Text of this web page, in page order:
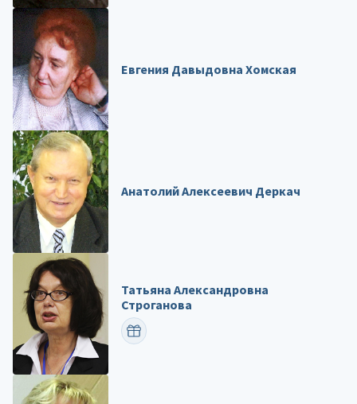
Евгения Давыдовна Хомская
Анатолий Алексеевич Деркач
Татьяна Александровна
Строганова
ПОЗДРАВИТЬ